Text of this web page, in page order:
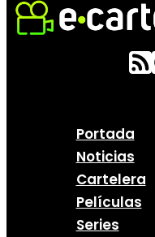
Portada
Noticias
Cartelera
Películas
Series